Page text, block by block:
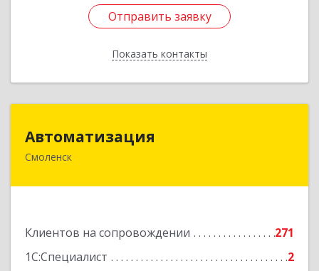
Отправить заявку
Показать контакты
Отправить заявку
Назад
Автоматизация
Смоленск
Клиентов на сопровождении
271
1С:Специалист
2
214019, Смоленская обл, Смоленск г, Марии